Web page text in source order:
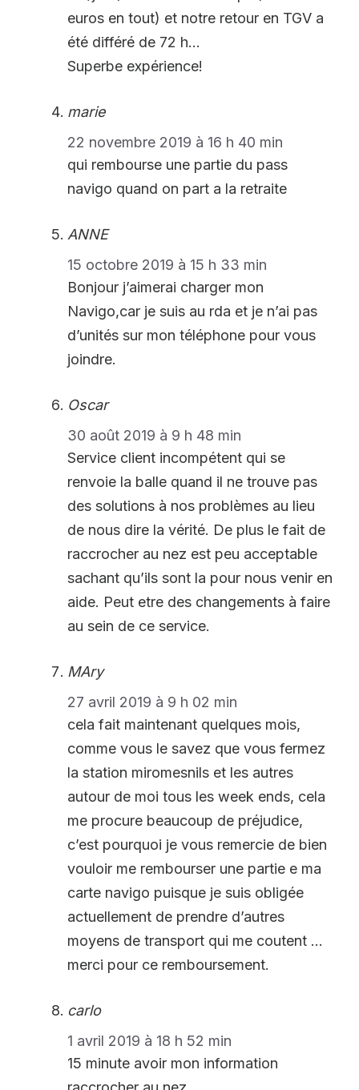
euros en tout) et notre retour en TGV a
été différé de 72 h…
Superbe expérience!
marie
22 novembre 2019 à 16 h 40 min
qui rembourse une partie du pass
navigo quand on part a la retraite
ANNE
15 octobre 2019 à 15 h 33 min
Bonjour j’aimerai charger mon
Navigo,car je suis au rda et je n’ai pas
d’unités sur mon téléphone pour vous
joindre.
Oscar
30 août 2019 à 9 h 48 min
Service client incompétent qui se
renvoie la balle quand il ne trouve pas
des solutions à nos problèmes au lieu
de nous dire la vérité. De plus le fait de
raccrocher au nez est peu acceptable
sachant qu’ils sont la pour nous venir en
aide. Peut etre des changements à faire
au sein de ce service.
MAry
27 avril 2019 à 9 h 02 min
cela fait maintenant quelques mois,
comme vous le savez que vous fermez
la station miromesnils et les autres
autour de moi tous les week ends, cela
me procure beaucoup de préjudice,
c’est pourquoi je vous remercie de bien
vouloir me rembourser une partie e ma
carte navigo puisque je suis obligée
actuellement de prendre d’autres
moyens de transport qui me coutent …
merci pour ce remboursement.
carlo
1 avril 2019 à 18 h 52 min
15 minute avoir mon information